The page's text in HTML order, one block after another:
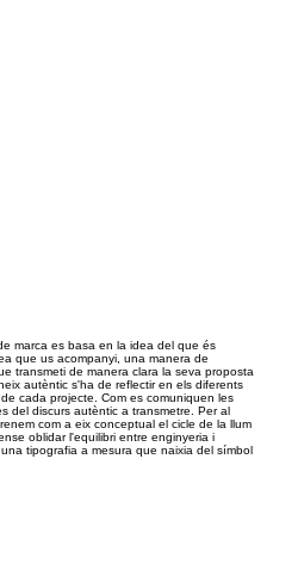
marca es basa en la idea del que és
que us acompanyi, una manera de
transmeti de manera clara la seva proposta
autèntic s'ha de reflectir en els diferents
cada projecte. Com es comuniquen les
del discurs autèntic a transmetre. Per al
com a eix conceptual el cicle de la llum
oblidar l'equilibri entre enginyeria i
tipografia a mesura que naixia del símbol